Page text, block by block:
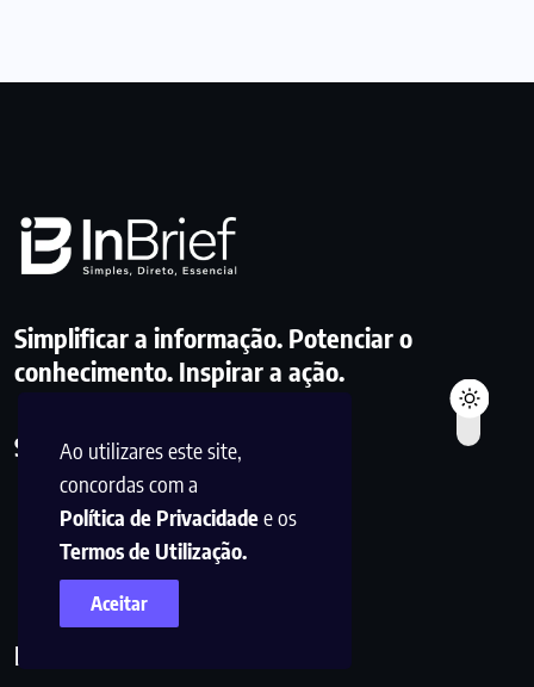
Ao utilizares este site,
concordas com a
Política de Privacidadee os
Termos de Utilização.
Aceitar
Simplificar a informação. Potenciar o
conhecimento. Inspirar a ação.
Siga-nos
Links Úteis